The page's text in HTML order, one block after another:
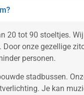
20 tot 90 stoeltjes.
onze gezellige
personen.
stadbussen.
Je kan